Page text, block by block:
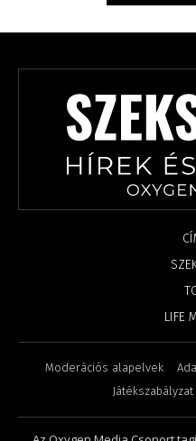
LIFE
Moderációs alapelvek
Játékszabályzat